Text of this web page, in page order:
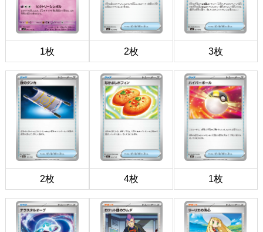
1枚 2枚 3枚
2枚 4枚 1枚